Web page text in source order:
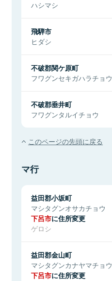
ハシマシ
飛騨市
ヒダシ
不破郡関ケ原町
フワグンセキガハラチョウ
不破郡垂井町
フワグンタルイチョウ
このページの先頭に戻る
マ行
益田郡小坂町
マシタグンオサカチョウ
下呂市に住所変更
ゲロシ
益田郡金山町
マシタグンカナヤマチョウ
下呂市に住所変更